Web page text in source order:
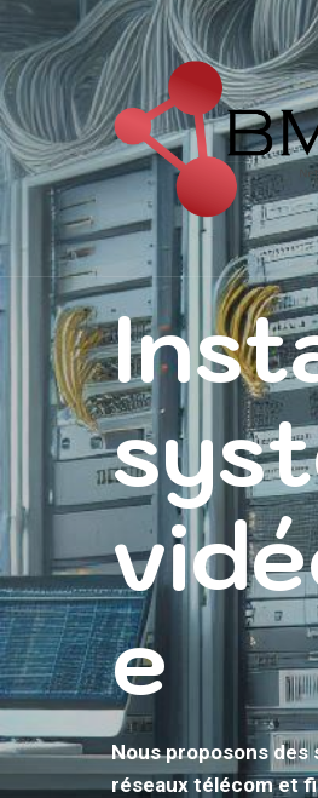
e
Nous proposons
réseaux télécom et